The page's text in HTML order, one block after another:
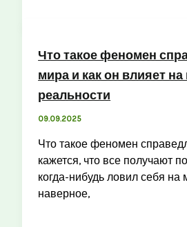
Что такое феномен
мира и как он влияет
реальности
09.09.2025
Что такое феномен
кажется, что все получают
когда-нибудь ловил себя на
наверное,